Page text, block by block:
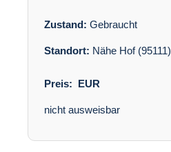
Zustand: Gebraucht
Standort: Nähe Hof (95111)
Preis: EUR
nicht ausweisbar